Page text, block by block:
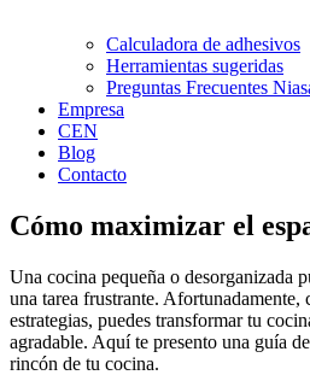
Calculadora de adhesivos
Herramientas sugeridas
Preguntas Frecuentes
Empresa
CEN
Blog
Contacto
Cómo maximizar el
Una cocina pequeña o desorganizada
una tarea frustrante. Afortunadamente,
estrategias, puedes transformar tu
agradable. Aquí te presento una guía
rincón de tu cocina.